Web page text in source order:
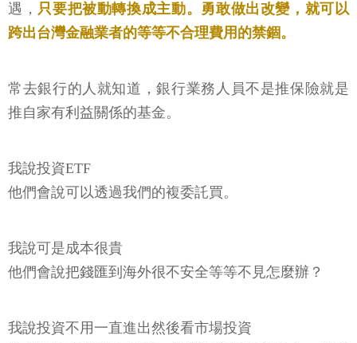
遇， 只要把被動轉換成主動。勇敢做出改變，就可以
跨出台灣金融業者的等等不合理費用的禁錮。
常去銀行的人就知道，銀行業務人員不是推保險就是
推自家有利益關係的基金。
我說投資ETF
他們會說可以透過我們的複委託買。
我說可是成本很貴
他們會說把錢匯到海外很不安全等等不見怎麼辦？
我說投資不用一直進出然後看市場投資